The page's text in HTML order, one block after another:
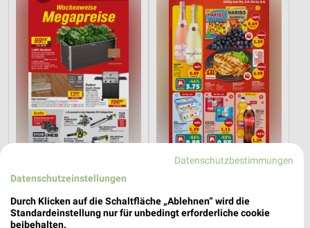
Angebote ab 08.08.
Gültig bis Fr. 14.08. Noch heute gültig
Datenschutzbestimmungen
Datenschutzeinstellungen
Durch Klicken auf die Schaltfläche „Ablehnen“ wird die
Standardeinstellung nur für unbedingt erforderliche cookie
beibehalten.